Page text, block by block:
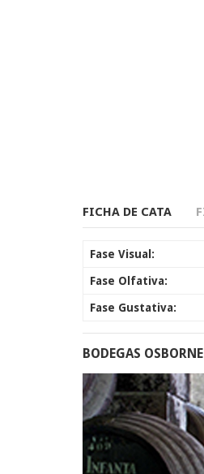
FICHA DE CATA
Fase Visual:
Fase Olfativa:
Fase Gustativa:
BODEGAS OSBORNE